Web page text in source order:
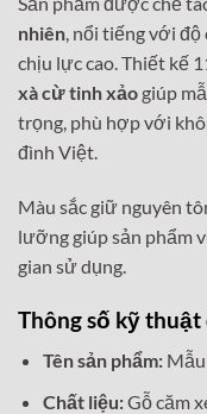
nhiên, nổi tiếng với độ
chịu lực cao. Thiết kế
xà cừ tinh xảo giúp
trọng, phù hợp với
đình Việt.
Màu sắc giữ nguyên
lưỡng giúp sản phẩm
gian sử dụng.
Thông số kỹ
Tên sản phẩm:Mẫu
Chất liệu:Gỗ căm